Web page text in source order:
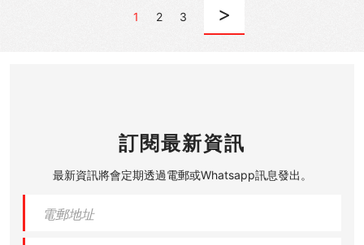
1 2 3 >
訂閱最新資訊
最新資訊將會定期透過電郵或Whatsapp訊息發出。